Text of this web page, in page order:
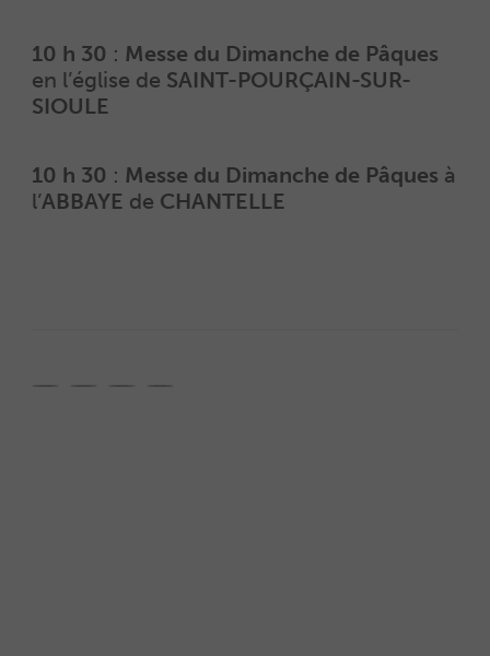
10 h 30 : Messe du Dimanche de Pâques
en l’église de SAINT-POURÇAIN-SUR-
SIOULE
10 h 30 : Messe du Dimanche de Pâques à
l’ABBAYE de CHANTELLE